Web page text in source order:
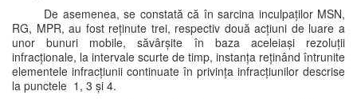
De asemenea, se constată că în sarcina inculpaților MSN,
RG, MPR, au fost reținute trei, respectiv două acțiuni de luare a
unor bunuri mobile, săvârșite în baza aceleiași rezoluții
infracționale, la intervale scurte de timp, instanța reținând întrunite
elementele infracțiunii continuate în privința infracțiunilor descrise
la punctele 1, 3 și 4.